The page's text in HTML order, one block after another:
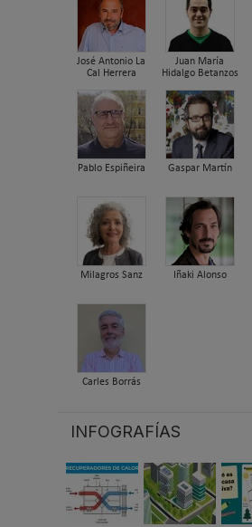
José Antonio La
Cal Herrera
Juan María
Hidalgo Betanzos
Pablo Espiñeira Gaspar Martín
Milagros Sanz Iñaki Alonso
Carles Borrás
INFOGRAFÍAS